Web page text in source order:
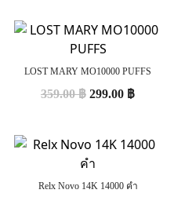
LOST MARY MO10000 PUFFS
359.00฿ 299.00 ฿
Relx Novo 14K 14000 คำ